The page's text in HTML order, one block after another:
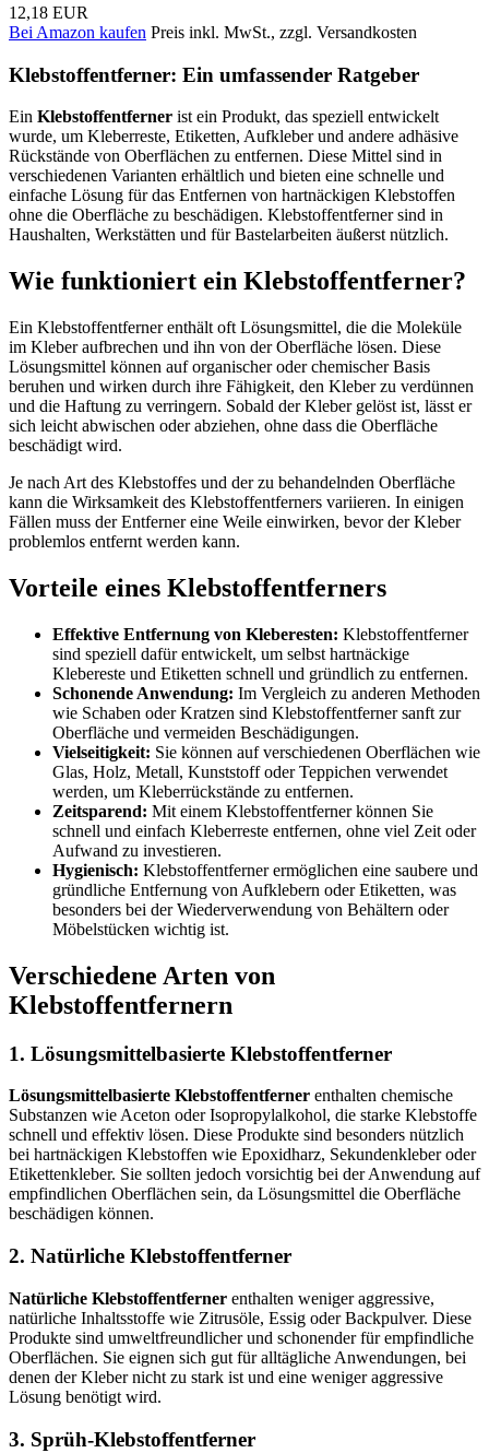
12,18 EUR
Bei Amazon kaufen Preis inkl. MwSt., zzgl. Versandkosten
Klebstoffentferner: Ein umfassender Ratgeber
Ein Klebstoffentferner ist ein Produkt, das speziell entwickelt
wurde, um Kleberreste, Etiketten, Aufkleber und andere adhäsive
Rückstände von Oberflächen zu entfernen. Diese Mittel sind in
verschiedenen Varianten erhältlich und bieten eine schnelle und
einfache Lösung für das Entfernen von hartnäckigen Klebstoffen
ohne die Oberfläche zu beschädigen. Klebstoffentferner sind in
Haushalten, Werkstätten und für Bastelarbeiten äußerst nützlich.
Wie funktioniert ein Klebstoffentferner?
Ein Klebstoffentferner enthält oft Lösungsmittel, die die Moleküle
im Kleber aufbrechen und ihn von der Oberfläche lösen. Diese
Lösungsmittel können auf organischer oder chemischer Basis
beruhen und wirken durch ihre Fähigkeit, den Kleber zu verdünnen
und die Haftung zu verringern. Sobald der Kleber gelöst ist, lässt er
sich leicht abwischen oder abziehen, ohne dass die Oberfläche
beschädigt wird.
Je nach Art des Klebstoffes und der zu behandelnden Oberfläche
kann die Wirksamkeit des Klebstoffentferners variieren. In einigen
Fällen muss der Entferner eine Weile einwirken, bevor der Kleber
problemlos entfernt werden kann.
Vorteile eines Klebstoffentferners
Effektive Entfernung von Kleberesten: Klebstoffentferner
sind speziell dafür entwickelt, um selbst hartnäckige
Klebereste und Etiketten schnell und gründlich zu entfernen.
Schonende Anwendung: Im Vergleich zu anderen Methoden
wie Schaben oder Kratzen sind Klebstoffentferner sanft zur
Oberfläche und vermeiden Beschädigungen.
Vielseitigkeit: Sie können auf verschiedenen Oberflächen wie
Glas, Holz, Metall, Kunststoff oder Teppichen verwendet
werden, um Kleberrückstände zu entfernen.
Zeitsparend: Mit einem Klebstoffentferner können Sie
schnell und einfach Kleberreste entfernen, ohne viel Zeit oder
Aufwand zu investieren.
Hygienisch: Klebstoffentferner ermöglichen eine saubere und
gründliche Entfernung von Aufklebern oder Etiketten, was
besonders bei der Wiederverwendung von Behältern oder
Möbelstücken wichtig ist.
Verschiedene Arten von
Klebstoffentfernern
1. Lösungsmittelbasierte Klebstoffentferner
Lösungsmittelbasierte Klebstoffentferner enthalten chemische
Substanzen wie Aceton oder Isopropylalkohol, die starke Klebstoffe
schnell und effektiv lösen. Diese Produkte sind besonders nützlich
bei hartnäckigen Klebstoffen wie Epoxidharz, Sekundenkleber oder
Etikettenkleber. Sie sollten jedoch vorsichtig bei der Anwendung auf
empfindlichen Oberflächen sein, da Lösungsmittel die Oberfläche
beschädigen können.
2. Natürliche Klebstoffentferner
Natürliche Klebstoffentferner enthalten weniger aggressive,
natürliche Inhaltsstoffe wie Zitrusöle, Essig oder Backpulver. Diese
Produkte sind umweltfreundlicher und schonender für empfindliche
Oberflächen. Sie eignen sich gut für alltägliche Anwendungen, bei
denen der Kleber nicht zu stark ist und eine weniger aggressive
Lösung benötigt wird.
3. Sprüh-Klebstoffentferner